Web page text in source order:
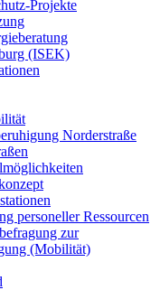
Projekte
(ISEK)
Norderstraße
personeller Ressourcen
zur
(Mobilität)